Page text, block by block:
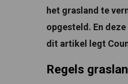
het grasland te
opgesteld. En
dit artikel legt
Regels